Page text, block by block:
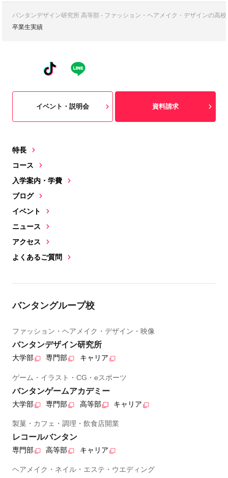
バンタンデザイン研究所 高等部 - ファッション・ヘアメイク・デザインの高
卒業生実績
特長
コース
入学案内・学費
ブログ
イベント
ニュース
アクセス
よくあるご質問
イベント・説明会 資料請求
バンタングループ校
ファッション・ヘアメイク・デザイン・映像
バンタンデザイン研究所
大学部 専門部 キャリア
ゲーム・イラスト・CG・eスポーツ
バンタンゲームアカデミー
大学部 専門部 高等部 キャリア
製菓・カフェ・調理・飲食店開業
レコールバンタン
専門部 高等部 キャリア
ヘアメイク・ネイル・エステ・ウエディング